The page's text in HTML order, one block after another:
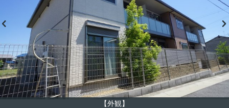
【外観】